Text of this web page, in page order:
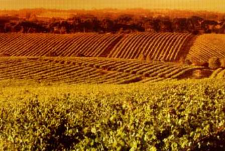
interessante witte wijn.
droge Riesling laat zich
goed combinerenmet
gerechten maar is door zijn
frisse zuren ook een
Prachtige aperitiefwijn.
Deze aromatische wijn is
prettig droog en relatief
vol en krachtig door de
bubbel, smaak va steenfruit